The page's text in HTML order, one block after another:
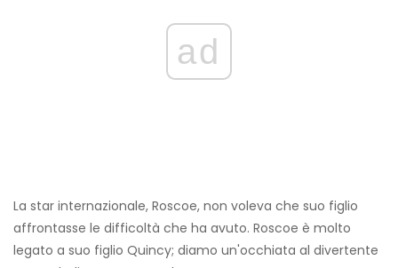
ad
La star internazionale, Roscoe, non voleva che suo figlio
affrontasse le difficoltà che ha avuto. Roscoe è molto
legato a suo figlio Quincy; diamo un'occhiata al divertente